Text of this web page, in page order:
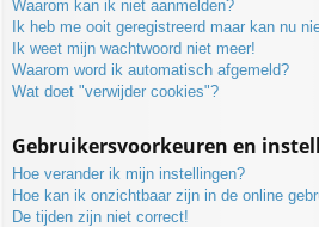
Waarom kan ik niet aanmelden?
Ik heb me ooit geregistreerd maar kan nu
Ik weet mijn wachtwoord niet meer!
Waarom word ik automatisch afgemeld?
Wat doet "verwijder cookies"?
Gebruikersvoorkeuren en
Hoe verander ik mijn instellingen?
Hoe kan ik onzichtbaar zijn in de online
De tijden zijn niet correct!